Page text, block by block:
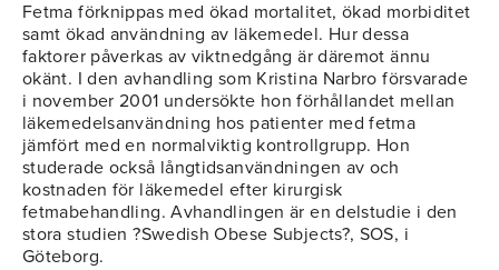
Fetma förknippas med ökad mortalitet, ökad morbiditet
samt ökad användning av läkemedel. Hur dessa
faktorer påverkas av viktnedgång är däremot ännu
okänt. I den avhandling som Kristina Narbro försvarade
i november 2001 undersökte hon förhållandet mellan
läkemedelsanvändning hos patienter med fetma
jämfört med en normalviktig kontrollgrupp. Hon
studerade också långtidsanvändningen av och
kostnaden för läkemedel efter kirurgisk
fetmabehandling. Avhandlingen är en delstudie i den
stora studien ?Swedish Obese Subjects?, SOS, i
Göteborg.